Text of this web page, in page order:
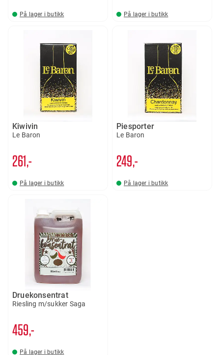
På lager i butikk På lager i butikk
Kiwivin
Le Baron
261,-
På lager i butikk
Piesporter
Le Baron
249,-
På lager i butikk
Druekonsentrat
Riesling m/sukker Saga
459,-
På lager i butikk